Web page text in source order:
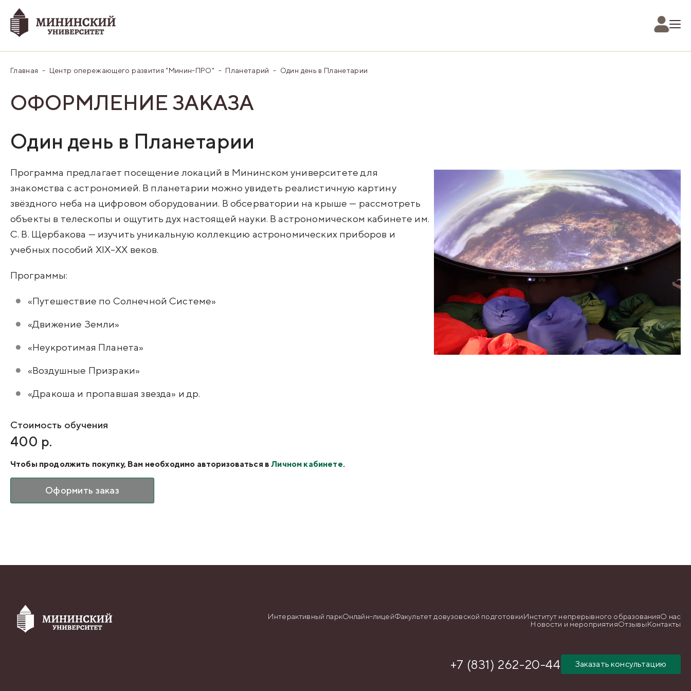
Главная Центр опережающего развития "Минин-ПРО" Планетарий Один день в Планетарии
ОФОРМЛЕНИЕ ЗАКАЗА
Один день в Планетарии
Программа предлагает посещение локаций в Мининском университете для
знакомства с астрономией. В планетарии можно увидеть реалистичную картину
звёздного неба на цифровом оборудовании. В обсерватории на крыше — рассмотреть
объекты в телескопы и ощутить дух настоящей науки. В астрономическом кабинете им.
С. В. Щербакова — изучить уникальную коллекцию астрономических приборов и
учебных пособий XIX–XX веков.
Программы:
«Путешествие по Солнечной Системе»
«Движение Земли»
«Неукротимая Планета»
«Воздушные Призраки»
«Дракоша и пропавшая звезда» и др.
Стоимость обучения
400 р.
Чтобы продолжить покупку, Вам необходимо авторизоваться вЛичном кабинете.
Оформить заказ
Интерактивный паркОнлайн-лицейФакультет довузовской подготовкиИнститут непрерывного образованияО нас
Новости и мероприятияОтзывыКонтакты
+7 (831) 262-20-44 Заказать консультацию